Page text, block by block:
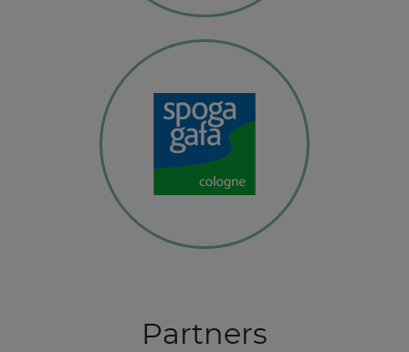
Partners